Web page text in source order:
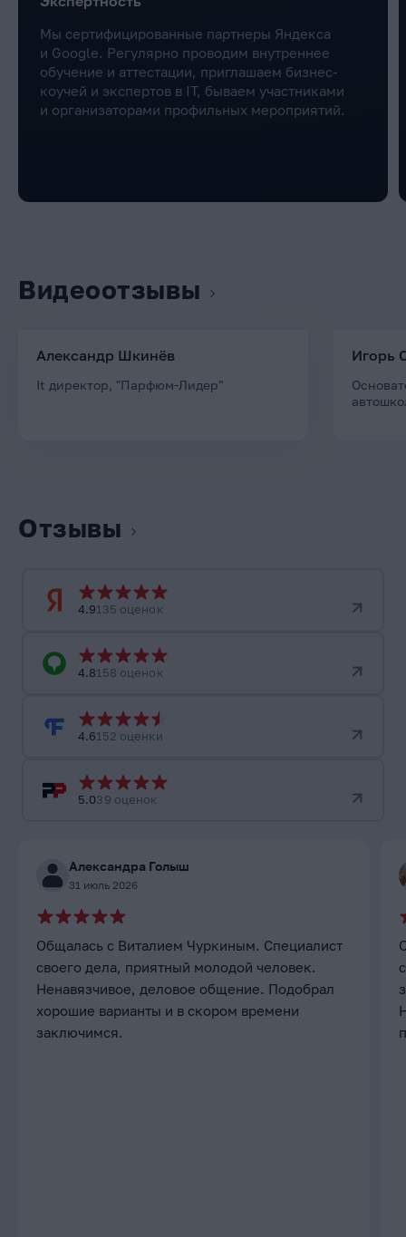
Мы сертифицированные партнеры Яндекса
и Google. Регулярно проводим внутреннее
обучение и аттестации, приглашаем бизнес-
коучей и экспертов в IT, бываем участниками
и организаторами профильных мероприятий.
Видеоотзывы
Александр Шкинёв
It директор, "Парфюм-Лидер"
Игорь
Отзывы
4.9135 оценок
4.8158 оценок
4.6152 оценки
5.039 оценок
Александра Голыш
31 июль 2026
Общалась с Виталием Чуркиным. Специалист
своего дела, приятный молодой человек.
Ненавязчивое, деловое общение. Подобрал
хорошие варианты и в скором времени
заключимся.